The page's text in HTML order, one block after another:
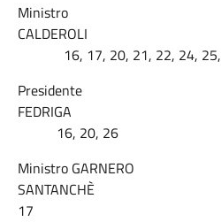
Ministro
16, 17, 20, 21, 22, 24,
Presidente
16, 20, 26
Ministro GARNERO
17